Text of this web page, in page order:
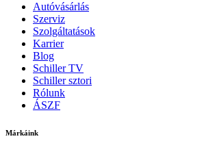
Autóvásárlás
Szerviz
Szolgáltatások
Karrier
Blog
Schiller TV
Schiller sztori
Rólunk
ÁSZF
Márkáink